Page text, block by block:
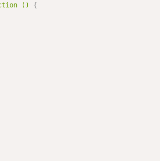
() {